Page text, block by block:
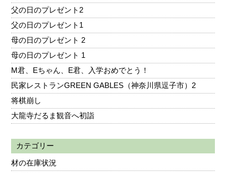
父の日のプレゼント2
父の日のプレゼント1
母の日のプレゼント 2
母の日のプレゼント 1
M君、Eちゃん、E君、入学おめでとう！
民家レストランGREEN GABLES（神奈川県逗子市）2
将棋崩し
大龍寺だるま観音へ初詣
カテゴリー
材の在庫状況